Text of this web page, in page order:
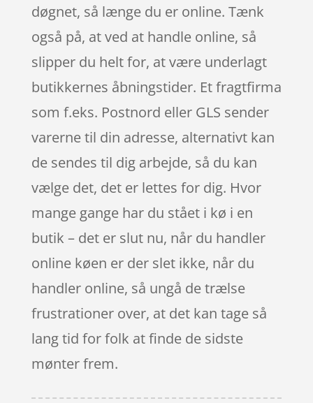
døgnet, så længe du er online. Tænk
også på, at ved at handle online, så
slipper du helt for, at være underlagt
butikkernes åbningstider. Et fragtfirma
som f.eks. Postnord eller GLS sender
varerne til din adresse, alternativt kan
de sendes til dig arbejde, så du kan
vælge det, det er lettes for dig. Hvor
mange gange har du stået i kø i en
butik – det er slut nu, når du handler
online køen er der slet ikke, når du
handler online, så ungå de trælse
frustrationer over, at det kan tage så
lang tid for folk at finde de sidste
mønter frem.